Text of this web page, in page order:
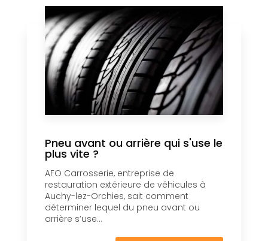
Pneu avant ou arrière qui s'use le
plus vite ?
AFO Carrosserie, entreprise de
restauration extérieure de véhicules à
Auchy-lez-Orchies, sait comment
déterminer lequel du pneu avant ou
arrière s’use...